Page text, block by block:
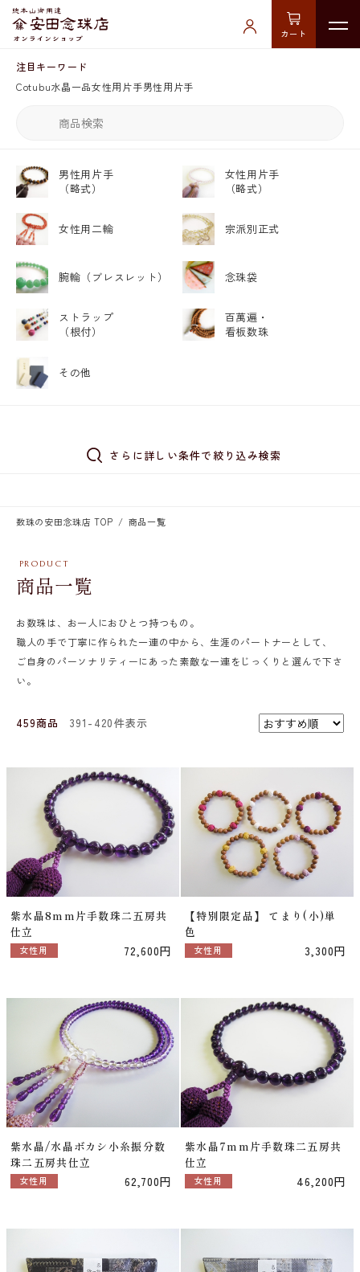
カート
注目キーワード
Cotubu水晶一品女性用片手男性用片手
男性用片手
（略式）
女性用片手
（略式）
女性用二輪 宗派別正式
腕輪 （ブレスレット） 念珠袋
ストラップ
（根付）
百萬遍・
看板数珠
その他
さらに詳しい条件で絞り込み検索
数珠の安田念珠店 TOP 商品一覧
商品一覧
お数珠は、お一人におひとつ持つもの。
職人の手で丁寧に作られた一連の中から、生涯のパートナーとして、
ご自身のパーソナリティーにあった素敵な一連をじっくりと選んで下さ
い。
459商品 391-420件表示
紫水晶8mm片手数珠二五房共
仕立
72,600円
女性用
【特別限定品】 てまり(小)単
色
3,300円
女性用
紫水晶/水晶ボカシ小糸振分数
珠二五房共仕立
62,700円
女性用
紫水晶7mm片手数珠二五房共
仕立
46,200円
女性用